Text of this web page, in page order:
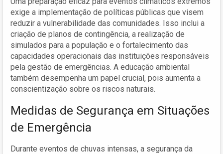
exige a implementação de políticas públicas que visem
reduzir a vulnerabilidade das comunidades. Isso inclui a
criação de planos de contingência, a realização de
simulados para a população e o fortalecimento das
capacidades operacionais das instituições responsáveis
pela gestão de emergências. A educação ambiental
também desempenha um papel crucial, pois aumenta a
conscientização sobre os riscos naturais.
Medidas de Segurança em Situações
de Emergência
Durante eventos de chuvas intensas, a segurança da